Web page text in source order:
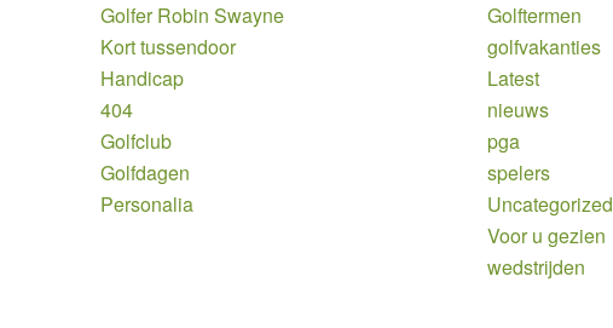
Golfer Robin Swayne
Kort tussendoor
Handicap
404
Golfclub
Golfdagen
Personalia
Golftermen
golfvakanties
Latest
nieuws
pga
spelers
Uncategorized
Voor u gezien
wedstrijden